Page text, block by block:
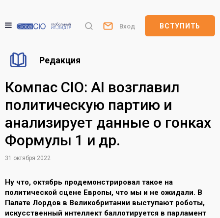
Вход ВСТУПИТЬ
Редакция
Компас CIO: AI возглавил
политическую партию и
анализирует данные о гонках
Формулы 1 и др.
31 октября 2022
Ну что, октябрь продемонстрировал такое на
политической сцене Европы, что мы и не ожидали. В
Палате Лордов в Великобритании выступают роботы,
искусственный интеллект баллотируется в парламент